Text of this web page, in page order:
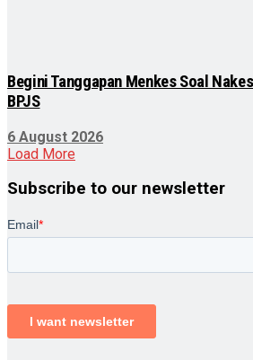
Begini Tanggapan Menkes Soal
BPJS
6 August 2026
Load More
Subscribe to our newsletter